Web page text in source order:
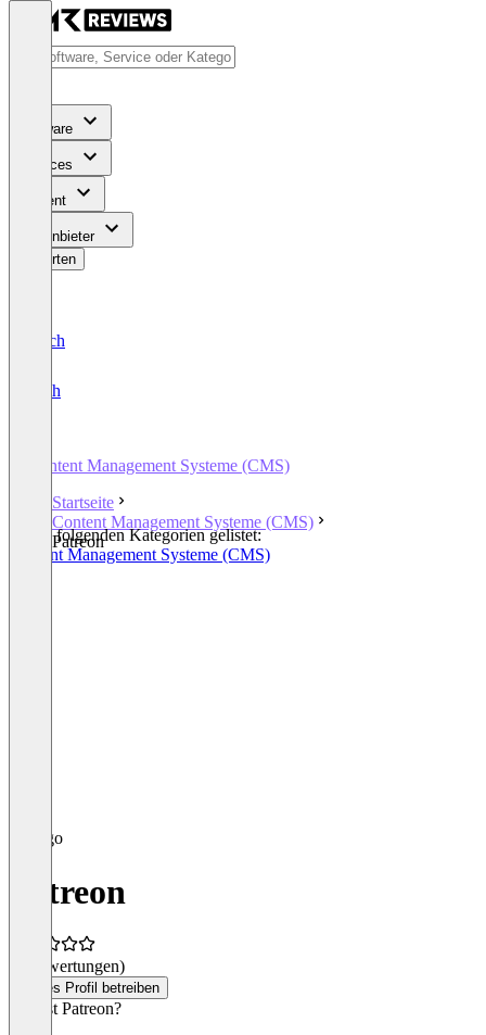
Software
Services
Content
Für Anbieter
Bewerten
Deutsch
English
Content Management Systeme (CMS)
Startseite
Content Management Systeme (CMS)
Patreon
In den folgenden Kategorien gelistet:
Content Management Systeme (CMS)
Patreon
(0 Bewertungen)
Dieses Profil betreiben
Was ist Patreon?